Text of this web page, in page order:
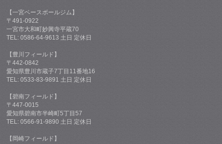
【一宮ベースボールジム】
〒491-0922
一宮市大和町妙興寺平蔵70
TEL: 0586-64-9613 土日 定休日
【豊川フィールド】
〒442-0842
愛知県豊川市蔵子7丁目11番地16
TEL: 0533-83-9891 土日 定休日
【碧南フィールド】
〒447-0015
愛知県碧南市半崎町5丁目57
TEL: 0566-91-9890 土日 定休日
【岡崎フィールド】